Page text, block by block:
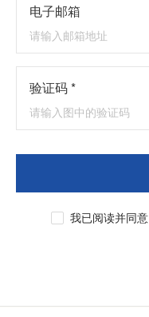
电子邮箱
验证码 *
我已阅读并同意